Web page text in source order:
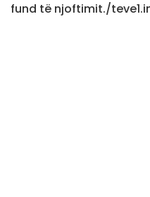
fund të njoftimit./